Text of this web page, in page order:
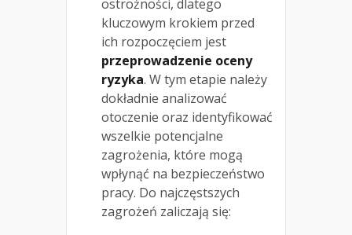
ostrożności, dlatego
kluczowym krokiem przed
ich rozpoczęciem jest
przeprowadzenie oceny
ryzyka. W tym etapie należy
dokładnie analizować
otoczenie oraz identyfikować
wszelkie potencjalne
zagrożenia, które mogą
wpłynąć na bezpieczeństwo
pracy. Do najczęstszych
zagrożeń zaliczają się: